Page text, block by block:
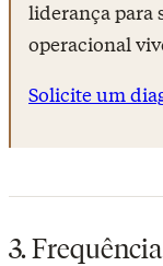
liderança para
operacional
Solicite um
3.